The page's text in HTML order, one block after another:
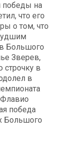
победы на
что его
о том, что
Большого
Зверев,
в
в
победа
Большого